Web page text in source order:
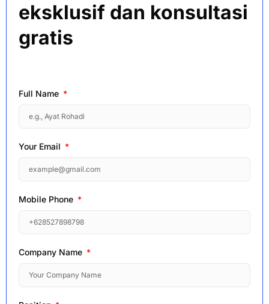
eksklusif dan konsultasi
gratis
Full Name
Your Email
Mobile Phone
Company Name